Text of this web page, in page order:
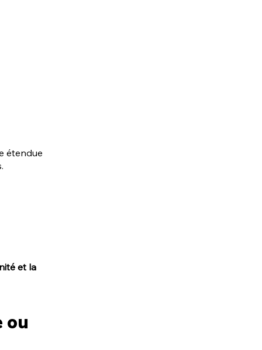
étendue
et la
ou